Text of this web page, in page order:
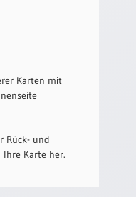
Karten mit
Rück- und
Karte her.